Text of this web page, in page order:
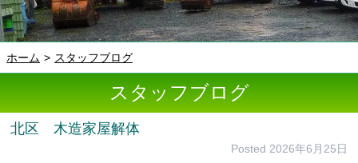
ホーム スタッフブログ
スタッフブログ
北区 木造家屋解体
Posted 2026年6月25日